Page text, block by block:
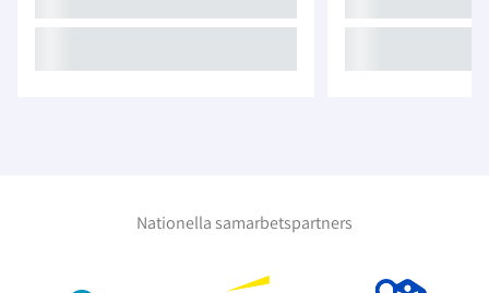
Nationella samarbetspartners